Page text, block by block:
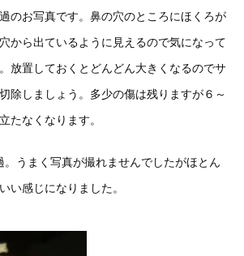
のお写真です。鼻の穴のところにほくろが
から出ているように見えるので気になって
放置しておくとどんどん大きくなるのでサ
除しましょう。多少の傷は残りますが６～
たなくなります。
。うまく写真が撮れませんでしたがほとん
い感じになりました。